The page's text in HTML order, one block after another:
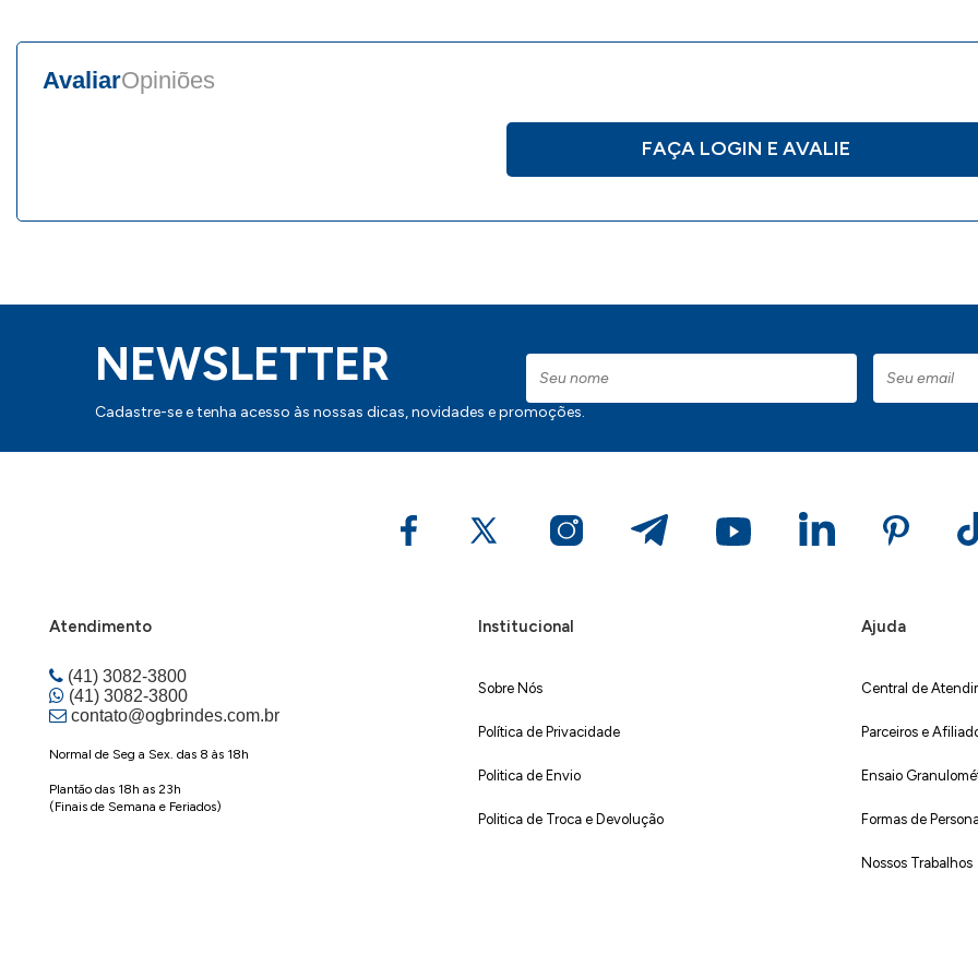
AvaliarOpiniões
FAÇA LOGIN E AVALIE
NEWSLETTER
Cadastre-se e tenha acesso às nossas dicas, novidades e promoções.
Atendimento
(41) 3082-3800
(41) 3082-3800
contato@ogbrindes.com.br
Normal de Seg a Sex. das 8 às 18h
Plantão das 18h as 23h
(Finais de Semana e Feriados)
Institucional
Sobre Nós
Política de Privacidade
Politica de Envio
Politica de Troca e Devolução
Ajuda
Central de
Parceiros e
Ensaio
Formas de
Nossos Trabalhos